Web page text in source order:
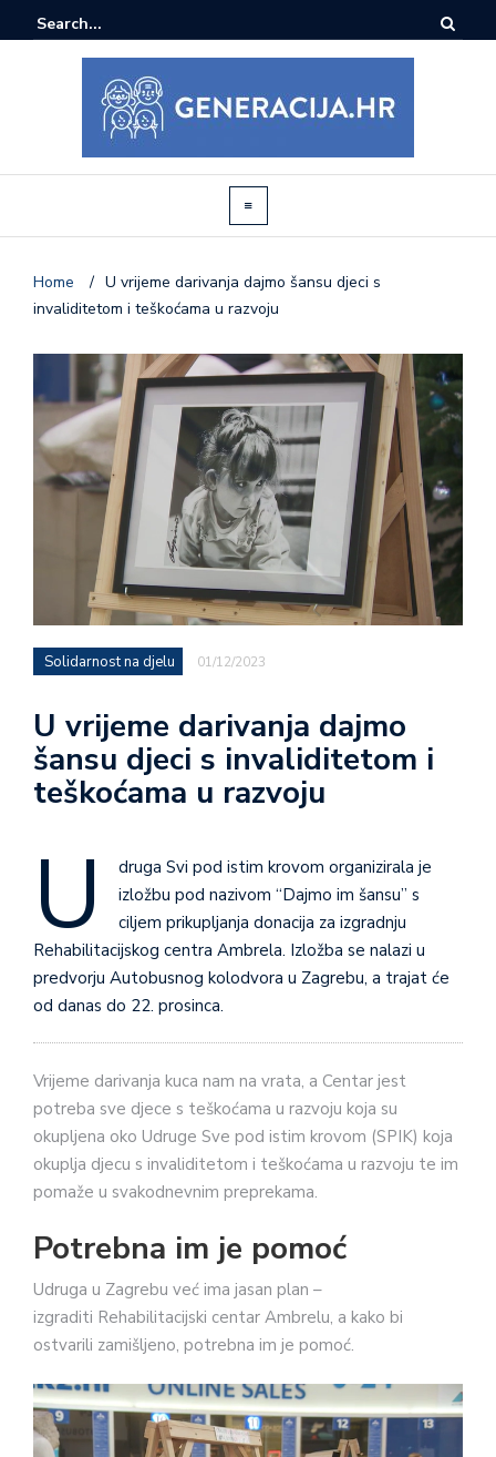
Home / U vrijeme darivanja dajmo šansu djeci s
invaliditetom i teškoćama u razvoju
Solidarnost na djelu 01/12/2023
U vrijeme darivanja dajmo
šansu djeci s invaliditetom i
teškoćama u razvoju
U
druga Svi pod istim krovom organizirala je
izložbu pod nazivom “Dajmo im šansu” s
ciljem prikupljanja donacija za izgradnju
Rehabilitacijskog centra Ambrela. Izložba se nalazi u
predvorju Autobusnog kolodvora u Zagrebu, a trajat će
od danas do 22. prosinca.
Vrijeme darivanja kuca nam na vrata, a Centar jest
potreba sve djece s teškoćama u razvoju koja su
okupljena oko Udruge Sve pod istim krovom (SPIK) koja
okuplja djecu s invaliditetom i teškoćama u razvoju te im
pomaže u svakodnevnim preprekama.
Potrebna im je pomoć
Udruga u Zagrebu već ima jasan plan –
izgraditi Rehabilitacijski centar Ambrelu, a kako bi
ostvarili zamišljeno, potrebna im je pomoć.